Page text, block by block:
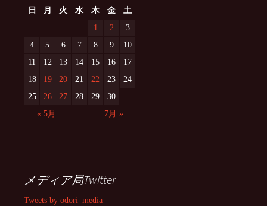
日
月 火 水 木 金
土
1
2
3
4
5 6 7 8 9
10
11
12 13 14 15 16
17
18
19 20 21 22 23
24
25
26 27 28 29
30
« 5月
7月 »
メディア局Twitter
Tweets by odori_media